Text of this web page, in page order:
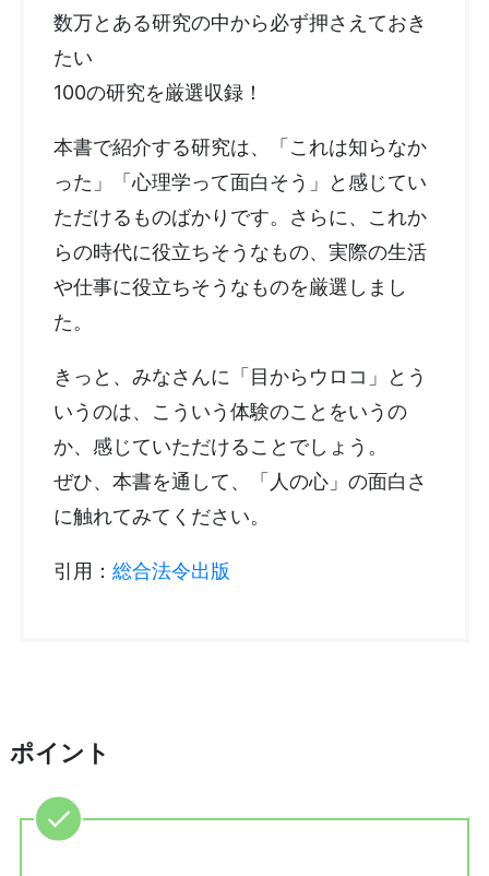
数万とある研究の中から必ず押さえておき
たい
100の研究を厳選収録！
本書で紹介する研究は、「これは知らなか
った」「心理学って面白そう」と感じてい
ただけるものばかりです。さらに、これか
らの時代に役立ちそうなもの、実際の生活
や仕事に役立ちそうなものを厳選しまし
た。
きっと、みなさんに「目からウロコ」とう
いうのは、こういう体験のことをいうの
か、感じていただけることでしょう。
ぜひ、本書を通して、「人の心」の面白さ
に触れてみてください。
引用： 総合法令出版
ポイント